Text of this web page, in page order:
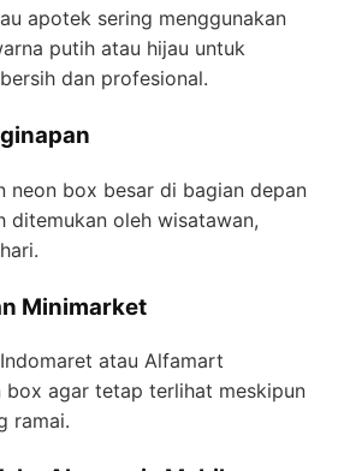
apotek sering menggunakan
putih atau hijau untuk
dan profesional.
neon box besar di bagian depan
ditemukan oleh wisatawan,
Minimarket
atau Alfamart
box agar tetap terlihat meskipun
ramai.